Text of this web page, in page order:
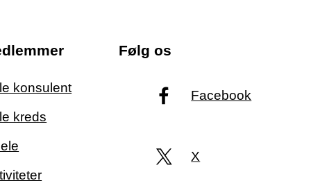
konsulent
kreds
Følg os
Facebook
X